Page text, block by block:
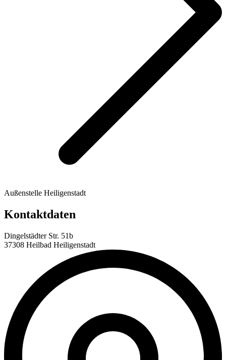
Außenstelle Heiligenstadt
Kontaktdaten
Dingelstädter Str. 51b
37308 Heilbad Heiligenstadt